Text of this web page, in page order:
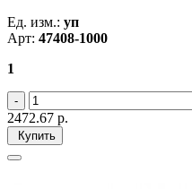
Ед. изм.: уп
Арт: 47408-1000
1
2472.67 р.
Купить